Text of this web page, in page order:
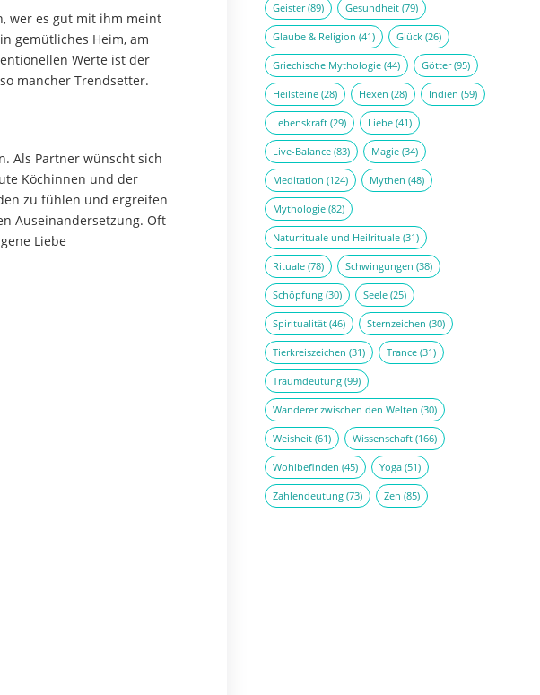
wer es gut mit ihm meint
gemütliches Heim, am
Werte ist der
mancher Trendsetter.
Als Partner wünscht sich
Köchinnen und der
zu fühlen und ergreifen
Auseinandersetzung. Oft
Liebe
Geister(89) Gesundheit (79)
Glaube & Religion (41) Glück (26)
Griechische Mythologie (44) Götter(95)
Heilsteine (28) Hexen (28) Indien (59)
Lebenskraft (29) Liebe (41)
Live-Balance (83) Magie (34)
Meditation (124) Mythen (48)
Mythologie (82)
Naturrituale und Heilrituale (31)
Rituale (78) Schwingungen (38)
Schöpfung (30) Seele (25)
Spiritualität (46) Sternzeichen (30)
Tierkreiszeichen (31) Trance (31)
Traumdeutung (99)
Wanderer zwischen den Welten (30)
Weisheit (61) Wissenschaft (166)
Wohlbefinden (45) Yoga (51)
Zahlendeutung (73) Zen (85)